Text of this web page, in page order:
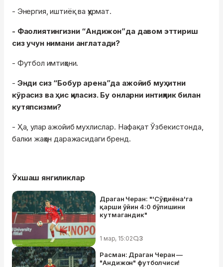
- Энергия, иштиёқ ва ҳурмат.
- Фаолиятингизни “Андижон”да давом эттириш
сиз учун нимани англатади?
- Футбол имтиҳони.
- Энди сиз “Бобур арена”да ажойиб муҳитни
кўрасиз ва ҳис қиласиз. Бу онларни интиқлик билан
кутяпсизми?
- Ҳа, улар ажойиб мухлислар. Нафақат Ўзбекистонда,
балки жаҳон даражасидаги бренд.
Ўхшаш янгиликлар
Драган Черан: "'Сўғдиёна'га
қарши ўйин 4:0 бўлишини
кутмагандик"
1 мар, 15:02 3
Расман: Драган Черан —
"Андижон" футболчиси!